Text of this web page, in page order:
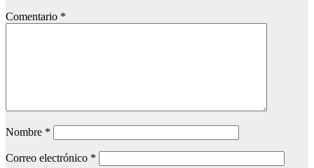
Comentario *
Nombre *
Correo electrónico *